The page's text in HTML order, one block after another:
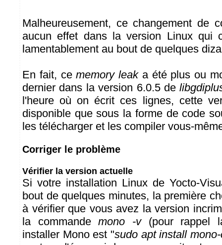
Malheureusement, ce changement de
aucun effet dans la version Linux qui
lamentablement au bout de quelques
En fait, cememory leaka été plus ou
dernier dans la version 6.0.5 de
l'heure où on écrit ces lignes, cette
disponible que sous la forme de code
les télécharger et les compiler vous-
Corriger le problème
Vérifier la version actuelle
Si votre installation Linux de Yocto-
bout de quelques minutes, la première
à vérifier que vous avez la version
la commandemono -v(pour rappel
installer Mono est "sudo apt install